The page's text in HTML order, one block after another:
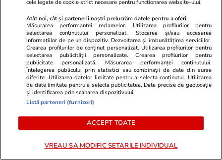
Serviciile de cadastru vor fi
reluate etapizat din 22 iulie:
datele românilor nu au fost
afectate, spune ANCPI. Unde
sunt mutate
Știri România
Răspunsul primarului Ciprian
Ciucu, întrebat de Libertatea
politică pentru situația de la
cele legate de cookie strict necesare pentru functionarea website-ului.
Atât noi, cât și partenerii noștri prelucrăm datele pentru a oferi:
Măsurarea performanței reclamelor. Utilizarea profilurilor pentru
selectarea conținutului personalizat. Stocarea și/sau accesarea
informațiilor de pe un dispozitiv. Dezvoltarea și îmbunătățirea serviciilor.
Crearea profilurilor de conținut personalizat. Utilizarea profilurilor pentru
selectarea publicității personalizate. Crearea profilurilor pentru
publicitate personalizată. Măsurarea performanței conținutului.
Înțelegerea publicului prin statistici sau combinații de date din surse
diferite. Utilizarea datelor limitate pentru a selecta conținutul. Utilizarea
de date limitate pentru a selecta publicitatea. Date precise de geolocație
și identificarea prin scanarea dispozitivului.
Listă parteneri (furnizori)
ACCEPT TOATE
VREAU SA MODIFIC SETARILE INDIVIDUAL